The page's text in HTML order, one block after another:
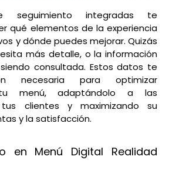
seguimiento integradas te
qué elementos de la experiencia
y dónde puedes mejorar. Quizás
más detalle, o la información
consultada. Estos datos te
necesaria para optimizar
tu menú, adaptándolo a las
clientes y maximizando su
y la satisfacción.
en Menú Digital Realidad